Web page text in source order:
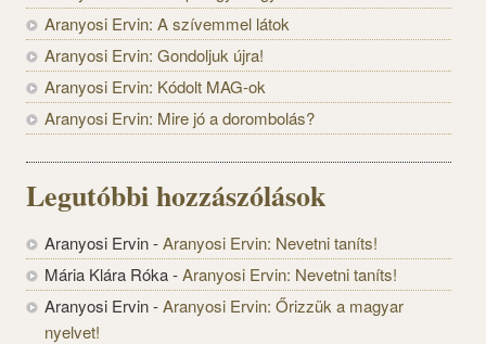
Aranyosi Ervin: A szívemmel látok
Aranyosi Ervin: Gondoljuk újra!
Aranyosi Ervin: Kódolt MAG-ok
Aranyosi Ervin: Mire jó a dorombolás?
Legutóbbi hozzászólások
Aranyosi Ervin-Aranyosi Ervin: Nevetni taníts!
Mária Klára Róka-Aranyosi Ervin: Nevetni taníts!
Aranyosi Ervin-Aranyosi Ervin: Őrizzük a magyar
nyelvet!